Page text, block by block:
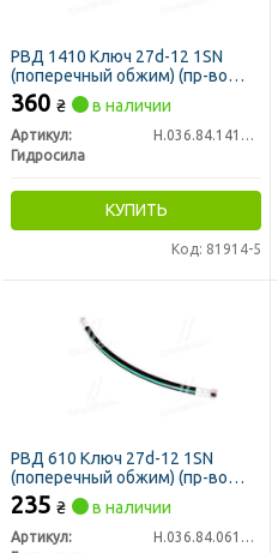
РВД 1410 Ключ 27d-12 1SN
(поперечный обжим) (пр-во
Гидросила)
360 ₴ в наличии
Артикул:
Н.036.84.1410 1SN
Гидросила
КУПИТЬ
Код: 81914-5
РВД 610 Ключ 27d-12 1SN
(поперечный обжим) (пр-во
Гидросила)
235 ₴ в наличии
Артикул:
Н.036.84.0610 1SN